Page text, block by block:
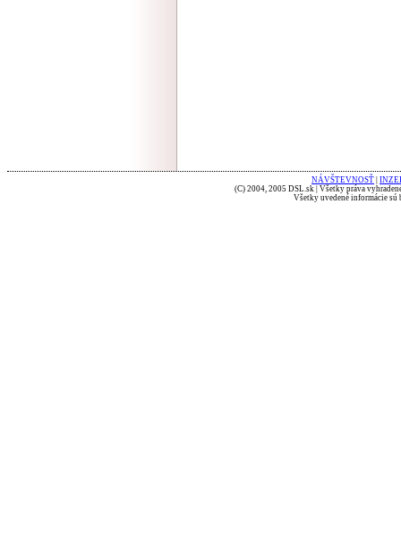
NÁVŠTEVNOSŤ
(C) 2004, 2005 DSL.sk | Všetky práva
Všetky uvedené informácie sú